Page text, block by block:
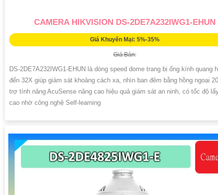
CAMERA HIKVISION DS-2DE7A232IWG1-EHUN
Giá Khuyến Mại: 5%-35%
Giá Bán:
DS-2DE7A232IWG1-EHUN là dòng speed dome trang bị ống kính quang
đến 32X giúp giám sát khoảng cách xa, nhìn ban đêm bằng hồng ngoại
trợ tính năng AcuSense nâng cao hiệu quả giám sát an ninh, có tốc độ
cao nhờ công nghệ Self-learning